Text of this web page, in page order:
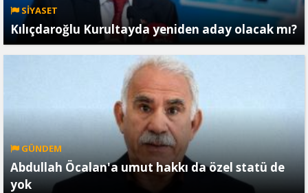
SİYASET
Kılıçdaroğlu Kurultayda yeniden aday olacak mı?
GÜNDEM
Abdullah Öcalan'a umut hakkı da özel statü de
yok